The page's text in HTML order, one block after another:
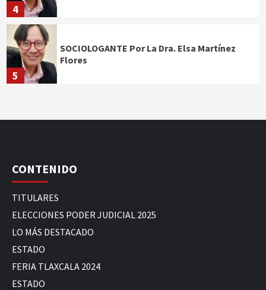
4
5
SOCIOLOGANTE Por La Dra. Elsa Martínez
Flores
CONTENIDO
TITULARES
ELECCIONES PODER JUDICIAL 2025
LO MÁS DESTACADO
ESTADO
FERIA TLAXCALA 2024
ESTADO